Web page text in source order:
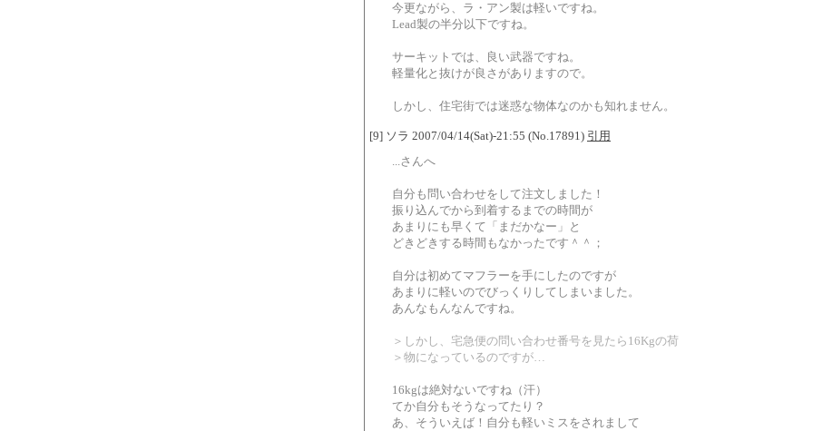
今更ながら、ラ・アン製は軽いですね。
Lead製の半分以下ですね。
サーキットでは、良い武器ですね。
軽量化と抜けが良さがありますので。
しかし、住宅街では迷惑な物体なのかも知れません。
[9] ソラ 2007/04/14(Sat)-21:55 (No.17891) 引用
...さんへ
自分も問い合わせをして注文しました！
振り込んでから到着するまでの時間が
あまりにも早くて「まだかなー」と
どきどきする時間もなかったです＾＾；
自分は初めてマフラーを手にしたのですが
あまりに軽いのでびっくりしてしまいました。
あんなもんなんですね。
＞しかし、宅急便の問い合わせ番号を見たら16Kgの荷
＞物になっているのですが…
16kgは絶対ないですね（汗）
てか自分もそうなってたり？
あ、そういえば！自分も軽いミスをされまして